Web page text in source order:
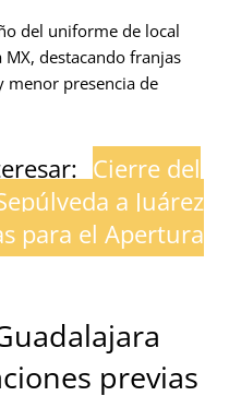
del uniforme de local
destacando franjas
menor presencia de
Cierre del
a Juárez
para el Apertura
previas